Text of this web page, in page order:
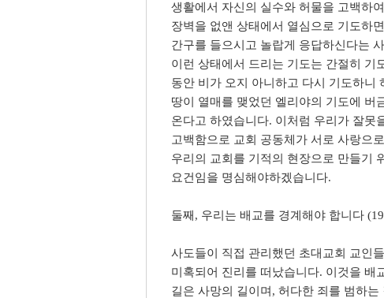
생활에서 자신의 실수와 허물을 고백하
장벽을 없앤 상태에서 열심으로 기도하
간구를 들으시고 놀랍게 응답하신다는
이런 상태에서 드리는 기도는 간절히 기
동안 비가 오지 아니하고 다시 기도하니
땅이 열매를 맺었던 엘리야의 기도에 버
온다고 하였습니다. 이처럼 우리가 잘못
고백함으로 교회 공동체가 서로 사랑으
우리의 교회를 기적의 현장으로 만들기
요건임을 명심해야하겠습니다.
둘째, 우리는 배교를 경계해야 합니다
사도들이 직접 관리했던 초대교회 교인
미혹되어 진리를 떠났습니다. 이것을 배
길은 사망의 길이며, 허다한 죄를 범하는